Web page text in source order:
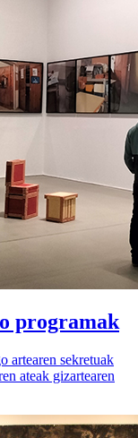
programak
artearen sekretuak
ateak gizartearen